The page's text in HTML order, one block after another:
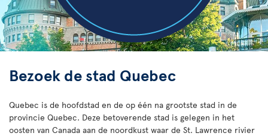
Bezoek de stad Quebec
Quebec is de hoofdstad en de op één na grootste stad in de
provincie Quebec. Deze betoverende stad is gelegen in het
oosten van Canada aan de noordkust waar de St. Lawrence rivier